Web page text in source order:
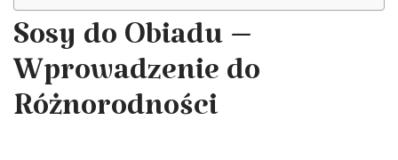
Sosy do Obiadu –
Wprowadzenie do
Różnorodności